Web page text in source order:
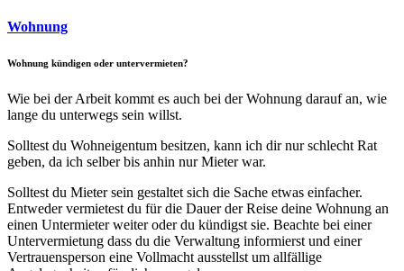
Wohnung
Wohnung kündigen oder untervermieten?
Wie bei der Arbeit kommt es auch bei der Wohnung darauf an, wie
lange du unterwegs sein willst.
Solltest du Wohneigentum besitzen, kann ich dir nur schlecht Rat
geben, da ich selber bis anhin nur Mieter war.
Solltest du Mieter sein gestaltet sich die Sache etwas einfacher.
Entweder vermietest du für die Dauer der Reise deine Wohnung an
einen Untermieter weiter oder du kündigst sie. Beachte bei einer
Untervermietung dass du die Verwaltung informierst und einer
Vertrauensperson eine Vollmacht ausstellst um allfällige